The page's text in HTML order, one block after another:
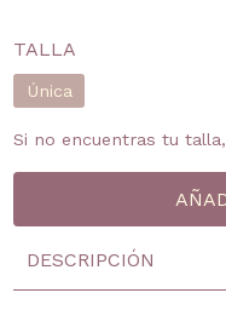
TALLA
Única
Si no encuentras tu talla,
DESCRIPCIÓN